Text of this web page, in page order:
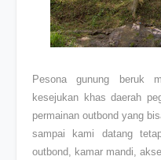
Pesona gunung beruk
kesejukan khas daerah
permainan outbond yang
sampai kami datang
outbond, kamar mandi,